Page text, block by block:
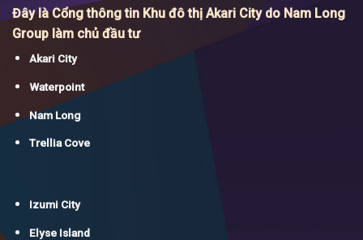
Đây là Cổng thông tin Khu đô thị Akari City do Nam Long
Group làm chủ đầu tư
Akari City
Waterpoint
Nam Long
Trellia Cove
Izumi City
Elyse Island